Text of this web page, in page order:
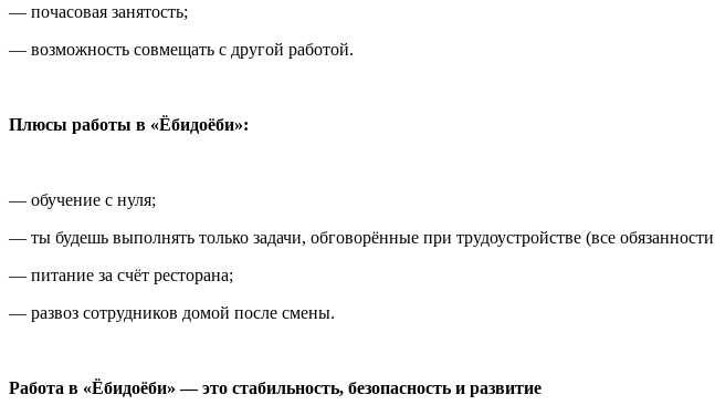
— почасовая занятость;
— возможность совмещать с другой работой.
Плюсы работы в «Ёбидоёби»:
— обучение с нуля;
— ты будешь выполнять только задачи, обговорённые при трудоустройстве (все
— питание за счёт ресторана;
— развоз сотрудников домой после смены.
Работа в «Ёбидоёби» — это стабильность, безопасность и развитие